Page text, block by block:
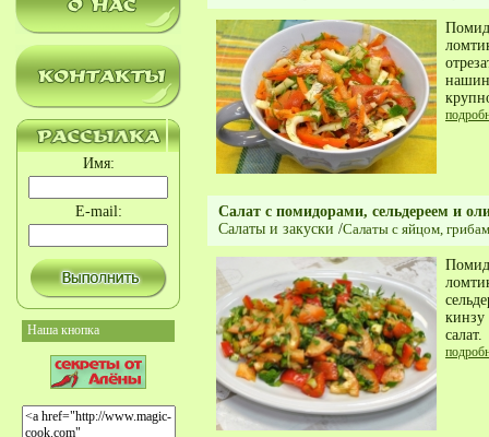
Имя:
E-mail:
Наша кнопка
Салат с помидорами, сельдереем и
Салаты и закуски /Салаты с яйцом,
кинзу
салат.